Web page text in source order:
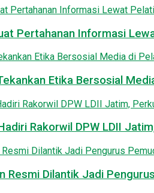
Pertahanan Informasi
Etika Bersosial
Rakorwil DPW LDII
Resmi Dilantik Jadi